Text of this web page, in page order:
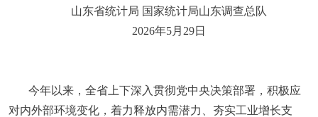
山东省统计局 国家统计局山东调查总队
2026年5月 29日
今年以来，全省上下深入贯彻党中央决策部署，积极应
对内外部环境变化，着力释放内需潜力、夯实工业增长支